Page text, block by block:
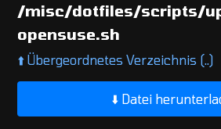
/misc/dotfiles/scripts/
opensuse.sh
⬆️ Übergeordnetes Verzeichnis (..)
⬇️ Datei